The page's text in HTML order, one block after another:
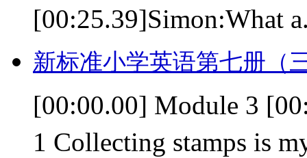
[00:25.39]Simon:What
新标准小学英语第七册（
[00:00.00] Module 3
1 Collecting stamps is